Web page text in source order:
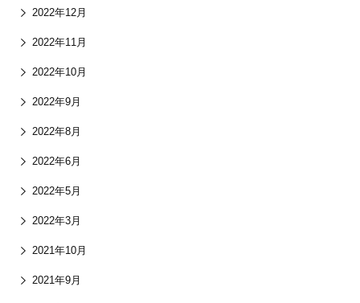
2022年12月
2022年11月
2022年10月
2022年9月
2022年8月
2022年6月
2022年5月
2022年3月
2021年10月
2021年9月